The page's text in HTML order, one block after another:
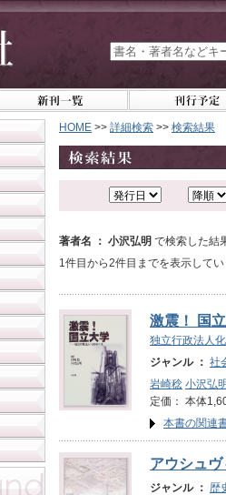
HOME >> 詳細検索 >> 検索結果
著者名 ： 小沢弘明 で検索した結
1件目から2件目までを表示して
激震！ 国
独立行政法人
ジャンル ： 社
岩崎稔 小沢弘
定価： 本体
本書の関連
アウシュ
ジャンル ： 歴